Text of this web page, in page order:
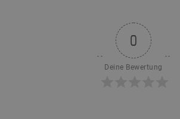
0
Deine Bewertung